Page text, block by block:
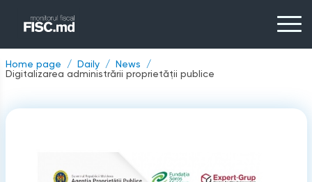
Home page Daily
News
Digitalizarea administrării proprietății publice